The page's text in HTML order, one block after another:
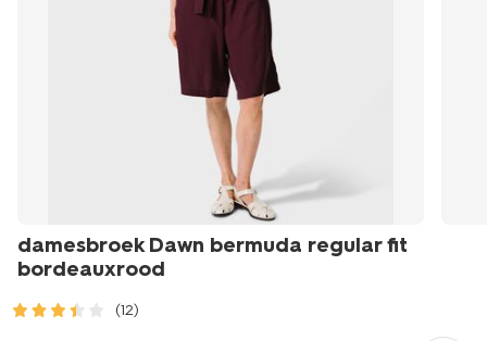
damesbroek Dawn bermuda regular fit
bordeauxrood
(12)